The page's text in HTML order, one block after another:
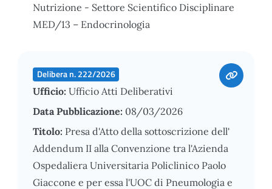
Nutrizione - Settore Scientifico Disciplinare
MED/13 – Endocrinologia
Delibera n. 222/2026
Ufficio: Ufficio Atti Deliberativi
Data Pubblicazione: 08/03/2026
Titolo: Presa d'Atto della sottoscrizione dell'
Addendum II alla Convenzione tra l'Azienda
Ospedaliera Universitaria Policlinico Paolo
Giaccone e per essa l'UOC di Pneumologia e